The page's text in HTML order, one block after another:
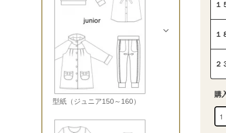
１
１
２
購
型紙（ジュニア150～160）